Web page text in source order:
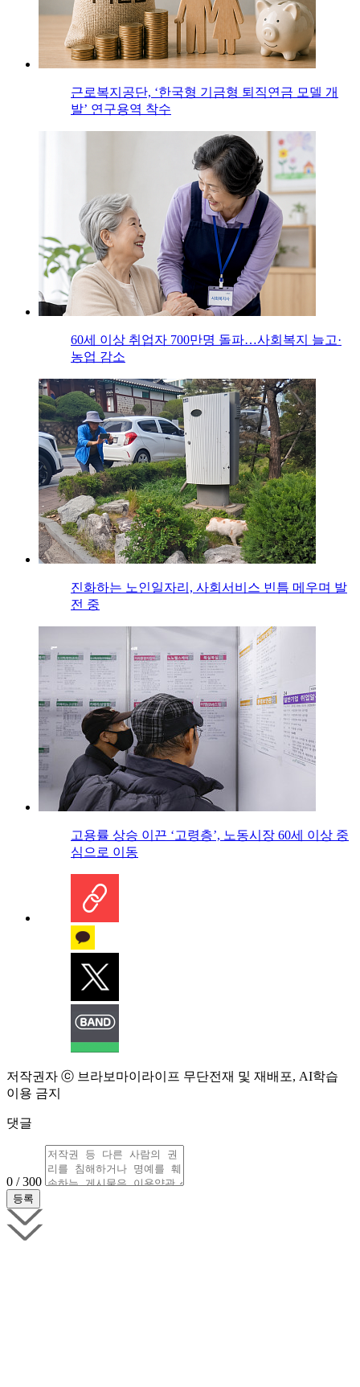
근로복지공단, ‘한국형 기금형 퇴직연금 모델 개
발’ 연구용역 착수
60세 이상 취업자 700만명 돌파…사회복지 늘고·
농업 감소
진화하는 노인일자리, 사회서비스 빈틈 메우며 발
전 중
고용률 상승 이끈 ‘고령층’, 노동시장 60세 이상 중
심으로 이동
저작권자 ⓒ 브라보마이라이프 무단전재 및 재배포, AI학습
이용 금지
댓글
0 / 300